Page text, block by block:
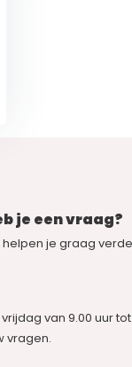
je een vraag?
helpen je graag
van 9.00 uur tot
vragen.